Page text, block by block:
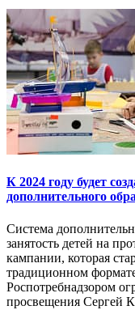
К 2024 году будет
дополнительного
Система
занятость детей на
кампании, которая
традиционном
Роспотребнадзором
просвещения Сергей